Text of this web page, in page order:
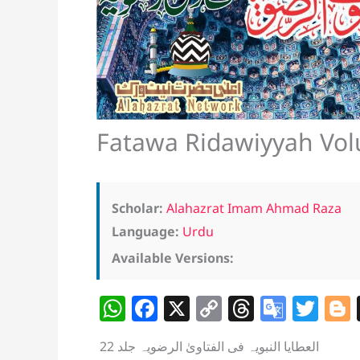
Scholar: Alahazrat Imam Ahmad Raza
Language: Urdu
Available Versions:
W
h
F X C
o
T G
o
T
العطایا النبویہ فی الفتاویٰ الرضویہ جلد 22